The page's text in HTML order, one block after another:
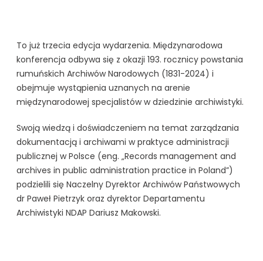
To już trzecia edycja wydarzenia. Międzynarodowa
konferencja odbywa się z okazji 193. rocznicy powstania
rumuńskich Archiwów Narodowych (1831-2024) i
obejmuje wystąpienia uznanych na arenie
międzynarodowej specjalistów w dziedzinie archiwistyki.
Swoją wiedzą i doświadczeniem na temat zarządzania
dokumentacją i archiwami w praktyce administracji
publicznej w Polsce (eng. „Records management and
archives in public administration practice in Poland”)
podzielili się Naczelny Dyrektor Archiwów Państwowych
dr Paweł Pietrzyk oraz dyrektor Departamentu
Archiwistyki NDAP Dariusz Makowski.